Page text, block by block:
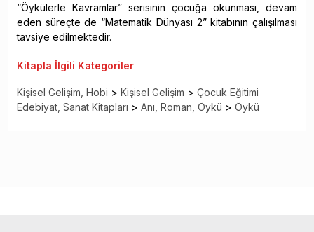
“Öykülerle Kavramlar” serisinin çocuğa okunması, devam
eden süreçte de “Matematik Dünyası 2” kitabının çalışılması
tavsiye edilmektedir.
Kitapla İlgili Kategoriler
Kişisel Gelişim, Hobi > Kişisel Gelişim > Çocuk Eğitimi
Edebiyat, Sanat Kitapları > Anı, Roman, Öykü > Öykü